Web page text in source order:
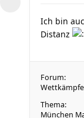
Ich bin
Distanz
Forum:
Thema:
München